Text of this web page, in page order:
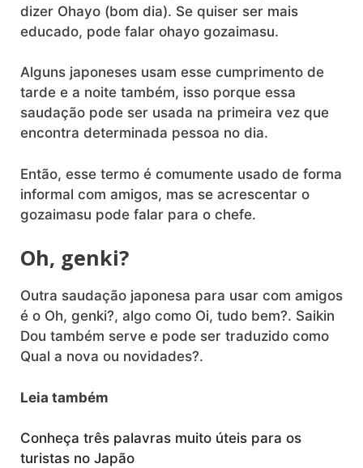
dizer Ohayo (bom dia). Se quiser ser mais
educado, pode falar ohayo gozaimasu.
Alguns japoneses usam esse cumprimento de
tarde e a noite também, isso porque essa
saudação pode ser usada na primeira vez que
encontra determinada pessoa no dia.
Então, esse termo é comumente usado de forma
informal com amigos, mas se acrescentar o
gozaimasu pode falar para o chefe.
Oh, genki?
Outra saudação japonesa para usar com amigos
é o Oh, genki?, algo como Oi, tudo bem?. Saikin
Dou também serve e pode ser traduzido como
Qual a nova ou novidades?.
Leia também
Conheça três palavras muito úteis para os
turistas no Japão